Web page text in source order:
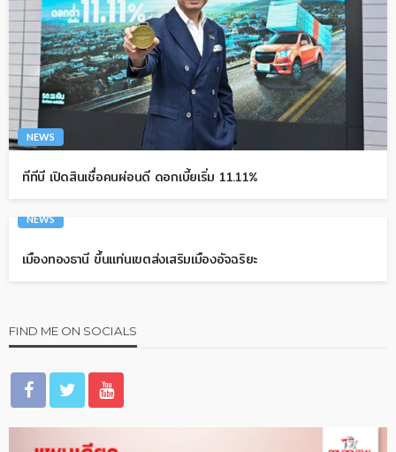
NEWS
ทีทีบี เปิดสินเชื่อคนผ่อนดี ดอกเบี้ยเริ่ม 11.11%
NEWS
เมืองทองธานี ขึ้นแท่นเขตส่งเสริมเมืองอัจฉริยะ
FIND ME ON SOCIALS